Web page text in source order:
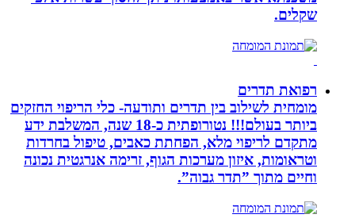
שקלים.
רפואת תדרים
מומחית לשילוב בין תדרים ותודעה- כלי הריפוי החזקים
ביותר בעולם!!! נטורופתית כ-18 שנה, המשלבת ידע
מתקדם לריפוי מלא, הפחתת כאבים, טיפול בחרדות
וטראומות, איזון מערכות הגוף, זרימה אנרגטית נכונה
וחיים מתוך ”תדר גבוה”.